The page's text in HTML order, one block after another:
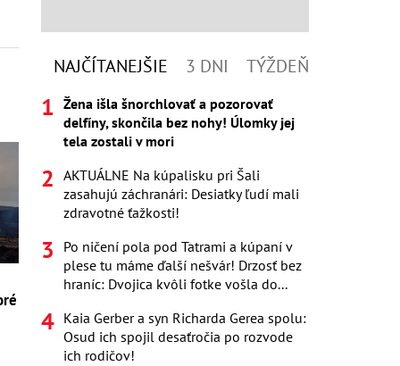
NAJČÍTANEJŠIE 3 DNI TÝŽDEŇ
Žena išla šnorchlovať a pozorovať
delfíny, skončila bez nohy! Úlomky jej
tela zostali v mori
AKTUÁLNE Na kúpalisku pri Šali
zasahujú záchranári: Desiatky ľudí mali
zdravotné ťažkosti!
Po ničení pola pod Tatrami a kúpaní v
plese tu máme ďalší nešvár! Drzosť bez
hraníc: Dvojica kvôli fotke vošla do...
Kaia Gerber a syn Richarda Gerea spolu:
Osud ich spojil desaťročia po rozvode
ich rodičov!